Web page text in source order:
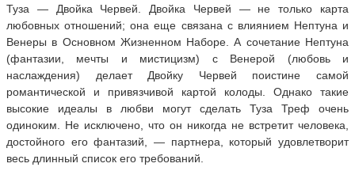
Туза — Двойка Червей. Двойка Червей — не только карта
любовных отношений; она еще связана с влиянием Нептуна и
Венеры в Основном Жизненном Наборе. А сочетание Нептуна
(фантазии, мечты и мистицизм) с Венерой (любовь и
наслаждения) делает Двойку Червей поистине самой
романтической и привязчивой картой колоды. Однако такие
высокие идеалы в любви могут сделать Туза Треф очень
одиноким. Не исключено, что он никогда не встретит человека,
достойного его фантазий, — партнера, который удовлетворит
весь длинный список его требований.